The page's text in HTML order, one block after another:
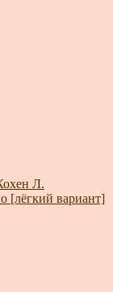
Л.
вариант]